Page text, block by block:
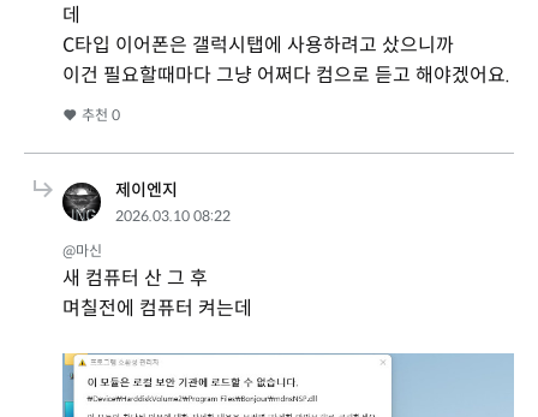
데
C타입 이어폰은 갤럭시탭에 사용하려고 샀으니까
이건 필요할때마다 그냥 어쩌다 컴으로 듣고 해야겠어요.
추천 0
제이엔지
2026.03.10 08:22
@마신
새 컴퓨터 산 그 후
며칠전에 컴퓨터 켜는데